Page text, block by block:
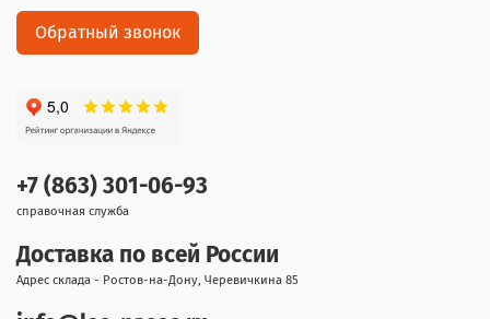
+7 (863) 301-06-93
справочная служба
Доставка по всей России
Адрес склада - Ростов-на-Дону, Черевичкина 85
Обратный звонок